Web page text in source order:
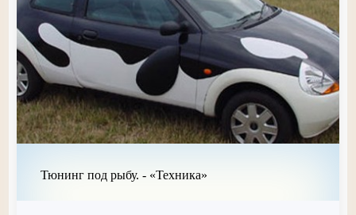
Тюнинг под рыбу. - «Техника»